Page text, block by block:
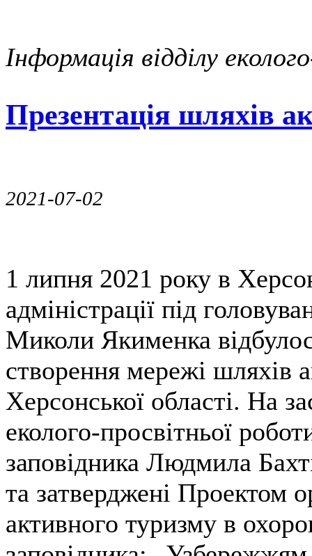
Інформація відділу
Презентація шляхів
2021-07-02
1 липня 2021 року в
адміністрації під
Миколи Якименка
створення мережі шляхів
Херсонської області. На
еколого-просвітньої
заповідника Людмила
та затверджені Проектом
активного туризму в